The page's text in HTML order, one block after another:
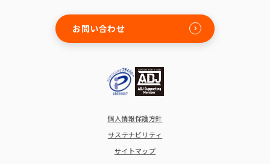
お問い合わせ
個人情報保護方針
サステナビリティ
サイトマップ